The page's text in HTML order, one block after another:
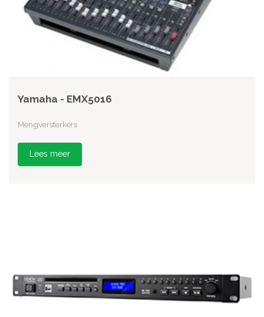
Yamaha - EMX5016
Mengversterkers
Lees meer